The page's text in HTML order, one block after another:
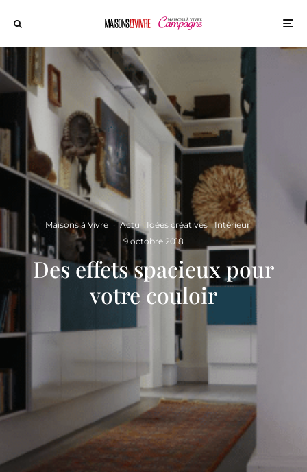
Maisons à Vivre · Actu Idées créatives Intérieur ·
9 octobre 2018
Des effets spacieux pour
votre couloir